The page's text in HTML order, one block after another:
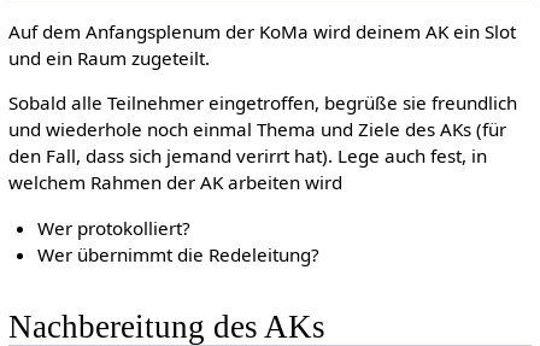
Auf dem Anfangsplenum der KoMa wird deinem AK ein Slot
und ein Raum zugeteilt.
Sobald alle Teilnehmer eingetroffen, begrüße sie freundlich
und wiederhole noch einmal Thema und Ziele des AKs (für
den Fall, dass sich jemand verirrt hat). Lege auch fest, in
welchem Rahmen der AK arbeiten wird
Wer protokolliert?
Wer übernimmt die Redeleitung?
Nachbereitung des AKs